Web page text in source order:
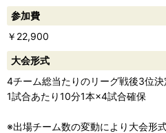
ギ
ツ
ー
参加費
￥22,900
大会形式
4チーム総当たりのリーグ戦後3位
1試合あたり10分1本×4試合確保
※出場チーム数の変動により大会形